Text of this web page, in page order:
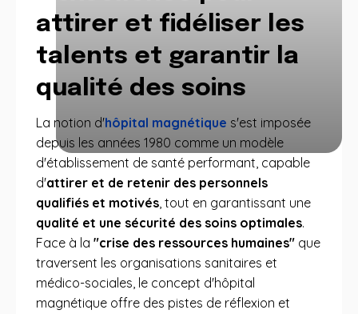
attirer et fidéliser les
talents et garantir la
qualité des soins
La notion d'hôpital magnétique s'est imposée
depuis les années 1980 comme un modèle
d'établissement de santé performant, capable
d'attirer et de retenir des personnels
qualifiés et motivés, tout en garantissant une
qualité et une sécurité des soins optimales.
Face à la "crise des ressources humaines" que
traversent les organisations sanitaires et
médico-sociales, le concept d'hôpital
magnétique offre des pistes de réflexion et